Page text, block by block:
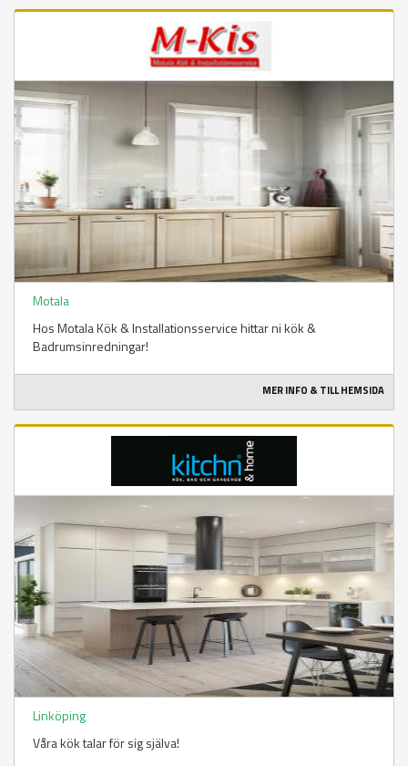
Motala
Hos Motala Kök & Installationsservice hittar ni kök &
Badrumsinredningar!
MER INFO & TILL HEMSIDA
Linköping
Våra kök talar för sig själva!